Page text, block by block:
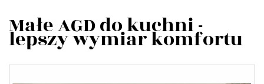
Małe AGD do kuchni -
lepszy wymiar komfortu